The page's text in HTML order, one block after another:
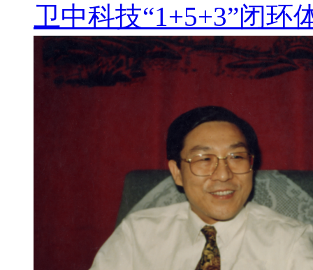
卫中科技“1+5+3”闭环